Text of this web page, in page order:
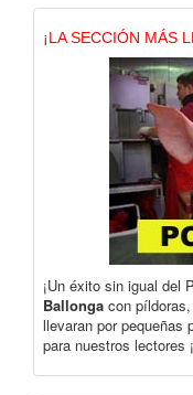
¡LA SECCIÓN MÁS
¡Un éxito sin igual del
Ballonga con
llevaran por pequeñas
para nuestros lectores